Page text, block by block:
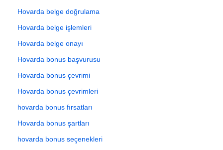
Hovarda belge doğrulama
Hovarda belge işlemleri
Hovarda belge onayı
Hovarda bonus başvurusu
Hovarda bonus çevrimi
Hovarda bonus çevrimleri
hovarda bonus fırsatları
Hovarda bonus şartları
hovarda bonus seçenekleri